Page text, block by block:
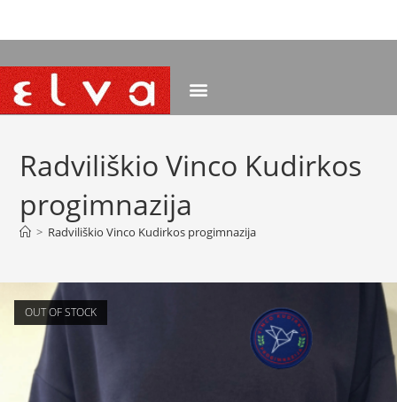
Radviliškio Vinco Kudirkos
progimnazija
> Radviliškio Vinco Kudirkos progimnazija
OUT OF STOCK